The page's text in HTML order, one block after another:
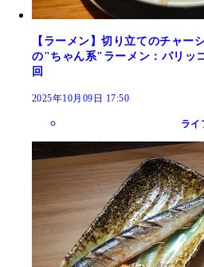
【ラーメン】切り立てのチャー
の"ちゃん系"ラーメン：パリッ
回
2025年10月09日 17:50
ライ